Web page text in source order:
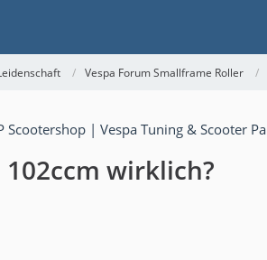
Vespa Forum Smallframe Roller
wirklich?